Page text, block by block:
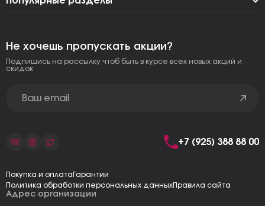
Адрес организации
Не хочешь пропускать акции?
Подпишись на рассылку чтоб быть в курсе всех новых акций и
скидок
+7 (925) 388 88 00
Покупка и оплата Гарантии
Политика обработки персональных данныхПравила сайта